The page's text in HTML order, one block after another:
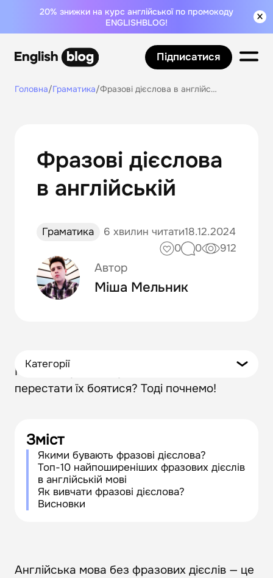
20% знижки на курс англійської по промокоду
ENGLISHBLOG!
Підписатися
Головна/Граматика/ Фразові дієслова в англійській
Фразові дієслова
в англійській
Граматика 6 хвилин читати18.12.2024
0
0 912
Автор
Міша Мельник
Категорії
Готові зануритися у світ фразових дієслів і
перестати їх боятися? Тоді почнемо!
Зміст
Якими бувають фразові дієслова?
Топ-10 найпоширеніших фразових дієслів
в англійській мові
Як вивчати фразові дієслова?
Висновки
Англійська мова без фразових дієслів — це